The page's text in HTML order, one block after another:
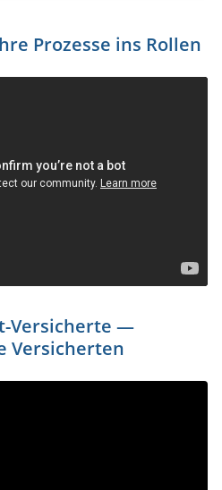
Prozesse ins Rollen
Versicherte —
Versicherten